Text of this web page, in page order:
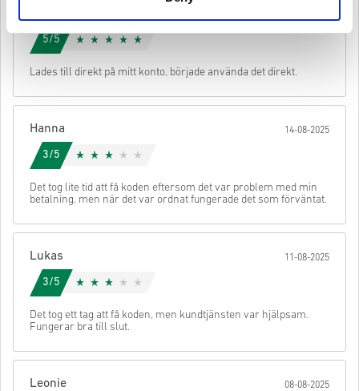
• Välj din produkt
• Ange din e-postadress
• Slutför din beställning
När det är klart får du ett mejl med en säker länk för att komma åt
din kod.
Du kan få mer än en kod för vissa produkter.
5/5
Lades till direkt på mitt konto, började använda det direkt.
Hanna 14-08-2025
3/5
Det tog lite tid att få koden eftersom det var problem med min
betalning, men när det var ordnat fungerade det som förväntat.
Lukas 11-08-2025
3/5
Det tog ett tag att få koden, men kundtjänsten var hjälpsam.
Fungerar bra till slut.
Leonie 08-08-2025